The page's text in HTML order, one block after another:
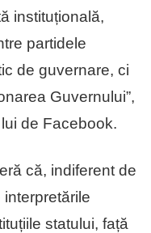
instituțională,
partidele
de guvernare, ci
Guvernului”,
de Facebook.
că, indiferent de
statului, față